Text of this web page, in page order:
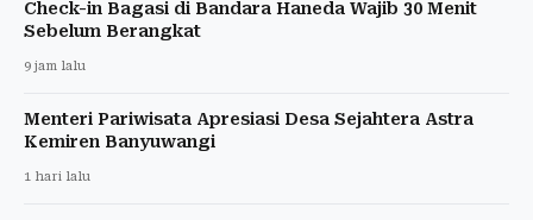
Check-in Bagasi di Bandara Haneda Wajib 30 Menit
Sebelum Berangkat
9 jam lalu
Menteri Pariwisata Apresiasi Desa Sejahtera Astra
Kemiren Banyuwangi
1 hari lalu